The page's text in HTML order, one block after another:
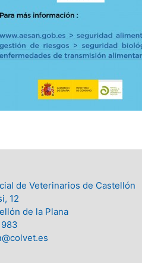
de Veterinarios de Castellón
12
de la Plana